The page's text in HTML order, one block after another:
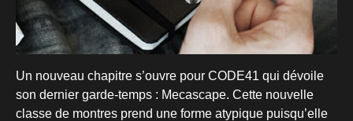
Un nouveau chapitre s’ouvre pour CODE41 qui dévoile
son dernier garde-temps : Mecascape. Cette nouvelle
classe de montres prend une forme atypique puisqu’elle